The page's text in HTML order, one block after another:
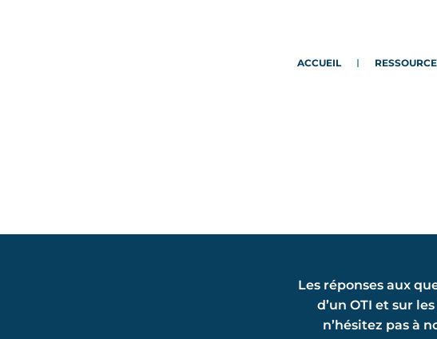
ACCUEIL
Les réponses aux
d’un OTI et sur
n’hésitez pas à